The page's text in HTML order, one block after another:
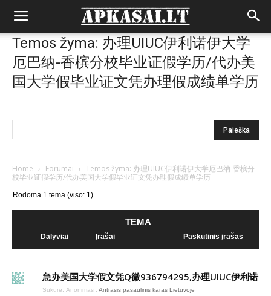
Temos žyma: 办理UIUC伊利诺伊大学
厄巴纳-香槟分校毕业证假学历/代办美
国大学假毕业证文凭办理假成绩单学历
Home › Forumai › Temos žyma: 办理UIUC伊利诺伊大学厄巴纳-香槟分
校毕业证假学历/代办美国大学假毕业证文凭办理假成绩单学历
Rodoma 1 tema (viso: 1)
TEMA
Dalyviai Įrašai Paskutinis įrašas
急办美国大学假文凭Q微936794295,办理UIUC伊利诺
Sukūrė: Anonimas : Antrasis pasaulinis karas Lietuvoje